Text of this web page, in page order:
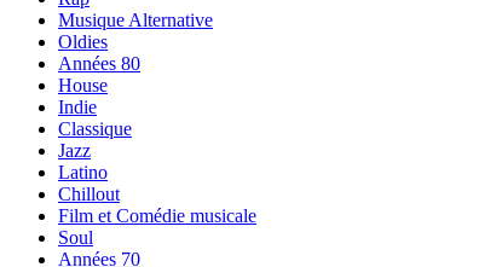
Musique Alternative
Oldies
Années 80
House
Indie
Classique
Jazz
Latino
Chillout
Film et Comédie musicale
Soul
Années 70